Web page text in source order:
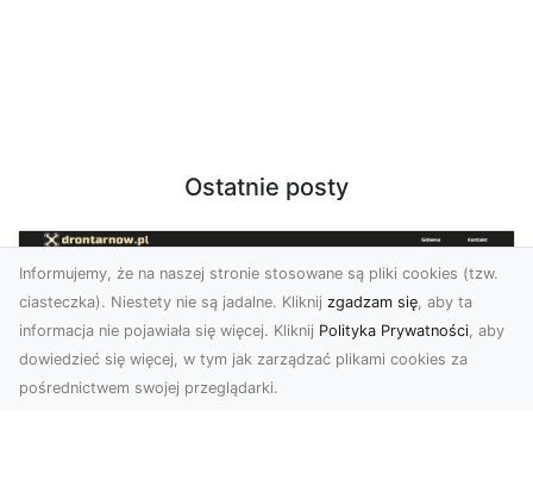
Ostatnie posty
Informujemy, że na naszej stronie stosowane są pliki cookies (tzw.
ciasteczka). Niestety nie są jadalne. Kliknij zgadzam się, aby ta
informacja nie pojawiała się więcej. Kliknij Polityka Prywatności, aby
dowiedzieć się więcej, w tym jak zarządzać plikami cookies za
pośrednictwem swojej przeglądarki.